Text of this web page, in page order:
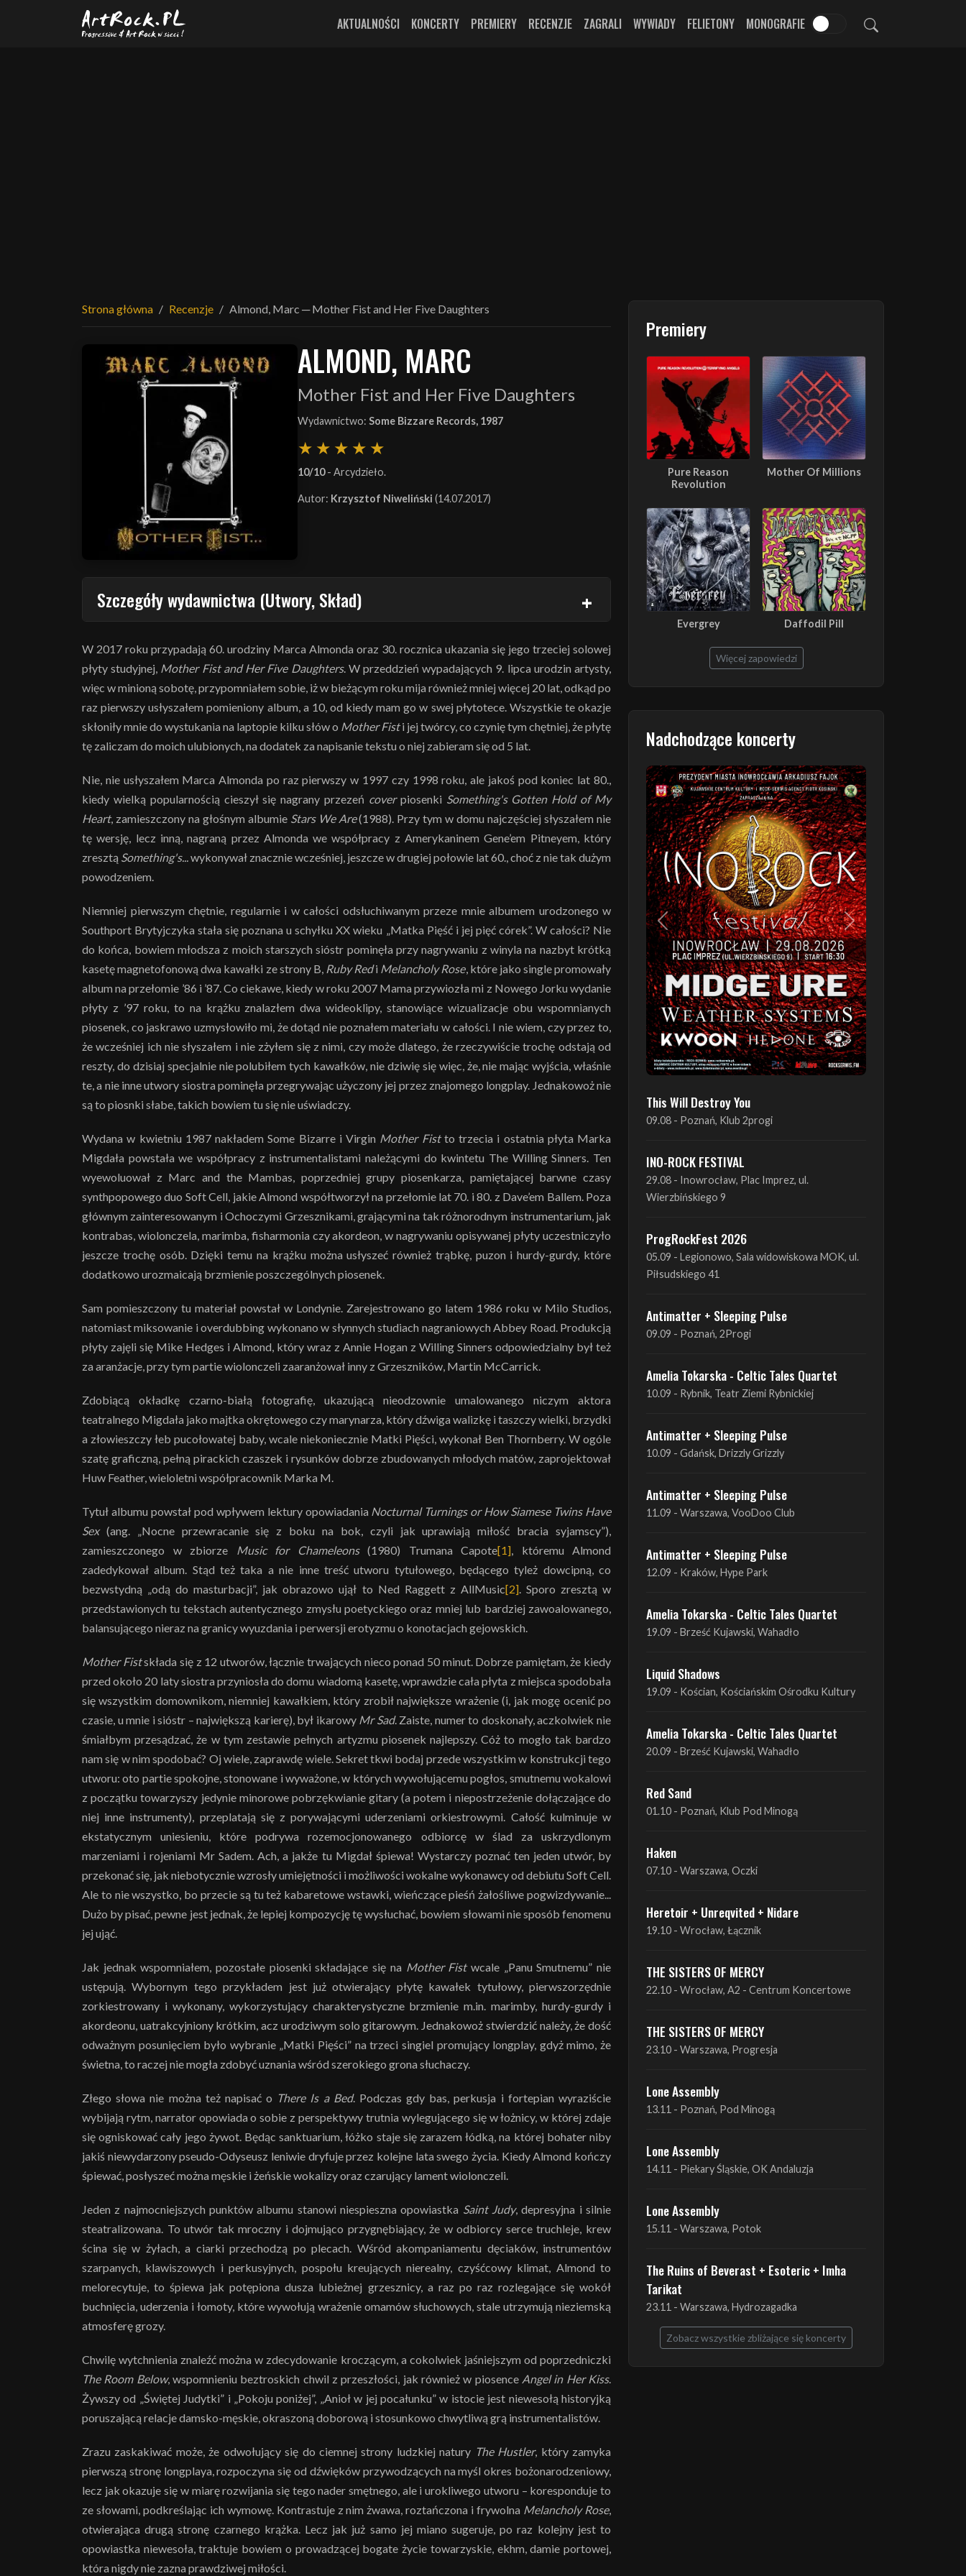
Przejdź do treści głównej
AKTUALNOŚCI KONCERTY PREMIERY RECENZJE ZAGRALI WYWIADY FELIETONY MONOGRAFIE
Strona główna Recenzje Almond, Marc ─ Mother Fist and Her Five Daughters
ALMOND, MARC
Mother Fist and Her Five Daughters
Wydawnictwo: Some Bizzare Records, 1987
10/10- Arcydzieło.
Autor: Krzysztof Niweliński (14.07.2017)
Szczegóły wydawnictwa (Utwory, Skład)
W 2017 roku przypadają 60. urodziny Marca Almonda oraz 30. rocznica ukazania się jego trzeciej solowej
płyty studyjnej, Mother Fist and Her Five Daughters. W przeddzień wypadających 9. lipca urodzin artysty,
więc w minioną sobotę, przypomniałem sobie, iż w bieżącym roku mija również mniej więcej 20 lat, odkąd po
raz pierwszy usłyszałem pomieniony album, a 10, od kiedy mam go w swej płytotece. Wszystkie te okazje
skłoniły mnie do wystukania na laptopie kilku słów o Mother Fisti jej twórcy, co czynię tym chętniej, że płytę
tę zaliczam do moich ulubionych, na dodatek za napisanie tekstu o niej zabieram się od 5 lat.
Nie, nie usłyszałem Marca Almonda po raz pierwszy w 1997 czy 1998 roku, ale jakoś pod koniec lat 80.,
kiedy wielką popularnością cieszył się nagrany przezeń coverpiosenki Something's Gotten Hold of My
Heart, zamieszczony na głośnym albumie Stars We Are(1988). Przy tym w domu najczęściej słyszałem nie
tę wersję, lecz inną, nagraną przez Almonda we współpracy z Amerykaninem Gene’em Pitneyem, który
zresztą Something's...wykonywał znacznie wcześniej, jeszcze w drugiej połowie lat 60., choć z nie tak dużym
powodzeniem.
Niemniej pierwszym chętnie, regularnie i w całości odsłuchiwanym przeze mnie albumem urodzonego w
Southport Brytyjczyka stała się poznana u schyłku XX wieku „Matka Pięść i jej pięć córek”. W całości? Nie
do końca, bowiem młodsza z moich starszych sióstr pominęła przy nagrywaniu z winyla na nazbyt krótką
kasetę magnetofonową dwa kawałki ze strony B, Ruby Redi Melancholy Rose, które jako single promowały
album na przełomie ’86 i ’87. Co ciekawe, kiedy w roku 2007 Mama przywiozła mi z Nowego Jorku wydanie
płyty z ’97 roku, to na krążku znalazłem dwa wideoklipy, stanowiące wizualizacje obu wspomnianych
piosenek, co jaskrawo uzmysłowiło mi, że dotąd nie poznałem materiału w całości. I nie wiem, czy przez to,
że wcześniej ich nie słyszałem i nie zżyłem się z nimi, czy może dlatego, że rzeczywiście trochę odstają od
reszty, do dzisiaj specjalnie nie polubiłem tych kawałków, nie dziwię się więc, że, nie mając wyjścia, właśnie
te, a nie inne utwory siostra pominęła przegrywając użyczony jej przez znajomego longplay. Jednakowoż nie
są to piosnki słabe, takich bowiem tu się nie uświadczy.
Wydana w kwietniu 1987 nakładem Some Bizarre i Virgin Mother Fistto trzecia i ostatnia płyta Marka
Migdała powstała we współpracy z instrumentalistami należącymi do kwintetu The Willing Sinners. Ten
wyewoluował z Marc and the Mambas, poprzedniej grupy piosenkarza, pamiętającej barwne czasy
synthpopowego duo Soft Cell, jakie Almond współtworzył na przełomie lat 70. i 80. z Dave’em Ballem. Poza
głównym zainteresowanym i Ochoczymi Grzesznikami, grającymi na tak różnorodnym instrumentarium, jak
kontrabas, wiolonczela, marimba, fisharmonia czy akordeon, w nagrywaniu opisywanej płyty uczestniczyło
jeszcze trochę osób. Dzięki temu na krążku można usłyszeć również trąbkę, puzon i hurdy-gurdy, które
dodatkowo urozmaicają brzmienie poszczególnych piosenek.
Sam pomieszczony tu materiał powstał w Londynie. Zarejestrowano go latem 1986 roku w Milo Studios,
natomiast miksowanie i overdubbing wykonano w słynnych studiach nagraniowych Abbey Road. Produkcją
płyty zajęli się Mike Hedges i Almond, który wraz z Annie Hogan z Willing Sinners odpowiedzialny był też
za aranżacje, przy tym partie wiolonczeli zaaranżował inny z Grzeszników, Martin McCarrick.
Zdobiącą okładkę czarno-białą fotografię, ukazującą nieodzownie umalowanego niczym aktora
teatralnego Migdała jako majtka okrętowego czy marynarza, który dźwiga walizkę i taszczy wielki, brzydki
a złowieszczy łeb pucołowatej baby, wcale niekoniecznie Matki Pięści, wykonał Ben Thornberry. W ogóle
szatę graficzną, pełną pirackich czaszek i rysunków dobrze zbudowanych młodych matów, zaprojektował
Huw Feather, wieloletni współpracownik Marka M.
Tytuł albumu powstał pod wpływem lektury opowiadania Nocturnal Turnings or How Siamese Twins Have
Sex(ang. „Nocne przewracanie się z boku na bok, czyli jak uprawiają miłość bracia syjamscy”),
zamieszczonego w zbiorze Music for Chameleons(1980) Trumana Capote[1], któremu Almond
zadedykował album. Stąd też taka a nie inne treść utworu tytułowego, będącego tyleż dowcipną, co
bezwstydną „odą do masturbacji”, jak obrazowo ujął to Ned Raggett z AllMusic[2]. Sporo zresztą w
przedstawionych tu tekstach autentycznego zmysłu poetyckiego oraz mniej lub bardziej zawoalowanego,
balansującego nieraz na granicy wyuzdania i perwersji erotyzmu o konotacjach gejowskich.
Mother Fistskłada się z 12 utworów, łącznie trwających nieco ponad 50 minut. Dobrze pamiętam, że kiedy
przed około 20 laty siostra przyniosła do domu wiadomą kasetę, wprawdzie cała płyta z miejsca spodobała
się wszystkim domownikom, niemniej kawałkiem, który zrobił największe wrażenie (i, jak mogę ocenić po
czasie, u mnie i sióstr – największą karierę), był ikarowy Mr Sad. Zaiste, numer to doskonały, aczkolwiek nie
śmiałbym przesądzać, że w tym zestawie pełnych artyzmu piosenek najlepszy. Cóż to mogło tak bardzo
nam się w nim spodobać? Oj wiele, zaprawdę wiele. Sekret tkwi bodaj przede wszystkim w konstrukcji tego
utworu: oto partie spokojne, stonowane i wyważone, w których wywołującemu pogłos, smutnemu wokalowi
z początku towarzyszy jedynie minorowe pobrzękwianie gitary (a potem i niepostrzeżenie dołączające do
niej inne instrumenty), przeplatają się z porywającymi uderzeniami orkiestrowymi. Całość kulminuje w
ekstatycznym uniesieniu, które podrywa rozemocjonowanego odbiorcę w ślad za uskrzydlonym
marzeniami i rojeniami Mr Sadem. Ach, a jakże tu Migdał śpiewa! Wystarczy poznać ten jeden utwór, by
przekonać się, jak niebotycznie wzrosły umiejętności i możliwości wokalne wykonawcy od debiutu Soft Cell.
Ale to nie wszystko, bo przecie są tu też kabaretowe wstawki, wieńczące pieśń żałośliwe pogwizdywanie...
Dużo by pisać, pewne jest jednak, że lepiej kompozycję tę wysłuchać, bowiem słowami nie sposób fenomenu
jej ująć.
Jak jednak wspomniałem, pozostałe piosenki składające się na Mother Fistwcale „Panu Smutnemu” nie
ustępują. Wybornym tego przykładem jest już otwierający płytę kawałek tytułowy, pierwszorzędnie
zorkiestrowany i wykonany, wykorzystujący charakterystyczne brzmienie m.in. marimby, hurdy-gurdy i
akordeonu, uatrakcyjniony krótkim, acz urodziwym solo gitarowym. Jednakowoż stwierdzić należy, że dość
odważnym posunięciem było wybranie „Matki Pięści” na trzeci singiel promujący longplay, gdyż mimo, że
świetna, to raczej nie mogła zdobyć uznania wśród szerokiego grona słuchaczy.
Złego słowa nie można też napisać o There Is a Bed. Podczas gdy bas, perkusja i fortepian wyraziście
wybijają rytm, narrator opowiada o sobie z perspektywy trutnia wylegującego się w łożnicy, w której zdaje
się ogniskować cały jego żywot. Będąc sanktuarium, łóżko staje się zarazem łódką, na której bohater niby
jakiś niewydarzony pseudo-Odyseusz leniwie dryfuje przez kolejne lata swego życia. Kiedy Almond kończy
śpiewać, posłyszeć można męskie i żeńskie wokalizy oraz czarujący lament wiolonczeli.
Jeden z najmocniejszych punktów albumu stanowi niespieszna opowiastka Saint Judy, depresyjna i silnie
steatralizowana. To utwór tak mroczny i dojmująco przygnębiający, że w odbiorcy serce truchleje, krew
ścina się w żyłach, a ciarki przechodzą po plecach. Wśród akompaniamentu dęciaków, instrumentów
szarpanych, klawiszowych i perkusyjnych, pospołu kreujących nierealny, czyśćcowy klimat, Almond to
melorecytuje, to śpiewa jak potępiona dusza lubieżnej grzesznicy, a raz po raz rozlegające się wokół
buchnięcia, uderzenia i łomoty, które wywołują wrażenie omamów słuchowych, stale utrzymują nieziemską
atmosferę grozy.
Chwilę wytchnienia znaleźć można w zdecydowanie kroczącym, a cokolwiek jaśniejszym od poprzedniczki
The Room Below, wspomnieniu beztroskich chwil z przeszłości, jak również w piosence Angel in Her Kiss.
Żywszy od „Świętej Judytki” i „Pokoju poniżej”, „Anioł w jej pocałunku” w istocie jest niewesołą historyjką
poruszającą relacje damsko-męskie, okraszoną doborową i stosunkowo chwytliwą grą instrumentalistów.
Zrazu zaskakiwać może, że odwołujący się do ciemnej strony ludzkiej natury The Hustler, który zamyka
pierwszą stronę longplaya, rozpoczyna się od dźwięków przywodzących na myśl okres bożonarodzeniowy,
lecz jak okazuje się w miarę rozwijania się tego nader smętnego, ale i urokliwego utworu – koresponduje to
ze słowami, podkreślając ich wymowę. Kontrastuje z nim żwawa, roztańczona i frywolna Melancholy Rose,
otwierająca drugą stronę czarnego krążka. Lecz jak już samo jej miano sugeruje, po raz kolejny jest to
opowiastka niewesoła, traktuje bowiem o prowadzącej bogate życie towarzyskie, ekhm, damie portowej,
która nigdy nie zazna prawdziwej miłości.
Premiery
Pure Reason
Revolution
Mother Of Millions
Evergrey Daffodil Pill
Więcej zapowiedzi
Nadchodzące koncerty
Poprzedni Następny
This Will Destroy You
09.08 - Poznań, Klub 2progi
INO-ROCK FESTIVAL
29.08 - Inowrocław, Plac Imprez, ul.
Wierzbińskiego 9
ProgRockFest 2026
05.09 - Legionowo, Sala widowiskowa MOK, ul.
Piłsudskiego 41
Antimatter + Sleeping Pulse
09.09 - Poznań, 2Progi
Amelia Tokarska - Celtic Tales Quartet
10.09 - Rybnik, Teatr Ziemi Rybnickiej
Antimatter + Sleeping Pulse
10.09 - Gdańsk, Drizzly Grizzly
Antimatter + Sleeping Pulse
11.09 - Warszawa, VooDoo Club
Antimatter + Sleeping Pulse
12.09 - Kraków, Hype Park
Amelia Tokarska - Celtic Tales Quartet
19.09 - Brześć Kujawski, Wahadło
Liquid Shadows
19.09 - Kościan, Kościańskim Ośrodku Kultury
Amelia Tokarska - Celtic Tales Quartet
20.09 - Brześć Kujawski, Wahadło
Red Sand
01.10 - Poznań, Klub Pod Minogą
Haken
07.10 - Warszawa, Oczki
Heretoir + Unreqvited + Nidare
19.10 - Wrocław, Łącznik
THE SISTERS OF MERCY
22.10 - Wrocław, A2 - Centrum Koncertowe
THE SISTERS OF MERCY
23.10 - Warszawa, Progresja
Lone Assembly
13.11 - Poznań, Pod Minogą
Lone Assembly
14.11 - Piekary Śląskie, OK Andaluzja
Lone Assembly
15.11 - Warszawa, Potok
The Ruins of Beverast + Esoteric + Imha
Tarikat
23.11 - Warszawa, Hydrozagadka
Zobacz wszystkie zbliżające się koncerty